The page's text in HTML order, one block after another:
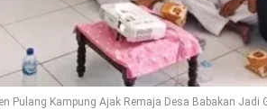
Pulang Kampung Ajak Remaja Desa Babakan Jadi